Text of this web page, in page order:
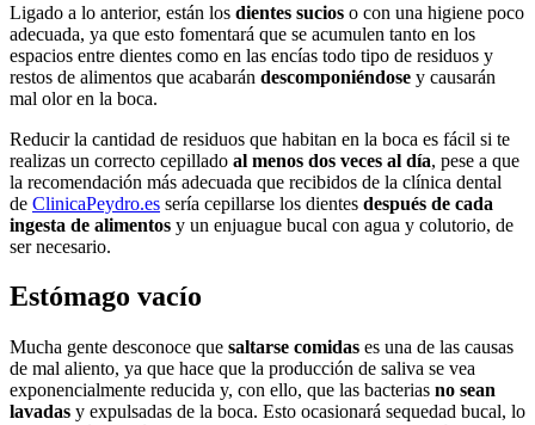
Ligado a lo anterior, están los dientes sucios o con una higiene poco
adecuada, ya que esto fomentará que se acumulen tanto en los
espacios entre dientes como en las encías todo tipo de residuos y
restos de alimentos que acabarán descomponiéndose y causarán
mal olor en la boca.
Reducir la cantidad de residuos que habitan en la boca es fácil si te
realizas un correcto cepillado al menos dos veces al día, pese a que
la recomendación más adecuada que recibidos de la clínica dental
de ClinicaPeydro.es sería cepillarse los dientes después de cada
ingesta de alimentos y un enjuague bucal con agua y colutorio, de
ser necesario.
Estómago vacío
Mucha gente desconoce que saltarse comidas es una de las causas
de mal aliento, ya que hace que la producción de saliva se vea
exponencialmente reducida y, con ello, que las bacterias no sean
lavadas y expulsadas de la boca. Esto ocasionará sequedad bucal, lo